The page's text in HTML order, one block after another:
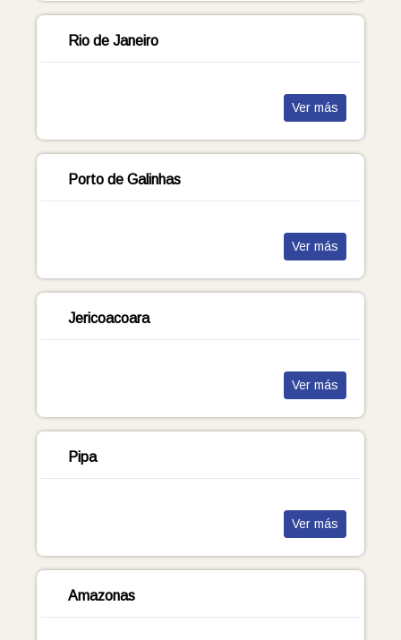
Rio de Janeiro
Ver más
Porto de Galinhas
Ver más
Jericoacoara
Ver más
Pipa
Ver más
Amazonas